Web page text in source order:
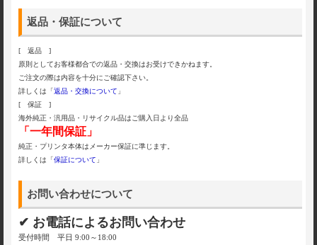
返品・保証について
[ 返品 ]
原則としてお客様都合での返品・交換はお受けできかねます。
ご注文の際は内容を十分にご確認下さい。
詳しくは「返品・交換について 」
[ 保証 ]
海外純正・汎用品・リサイクル品はご購入日より全品
「一年間保証」
純正・プリンタ本体はメーカー保証に準じます。
詳しくは「保証について 」
お問い合わせについて
✔ お電話によるお問い合わせ
受付時間 平日 9:00～18:00